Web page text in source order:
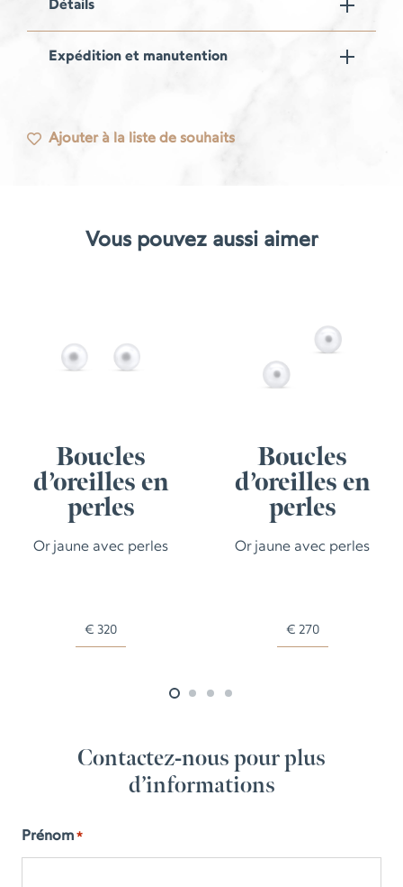
Détails
Expédition et manutention
Ajouter à la liste de souhaits
Vous pouvez aussi aimer
Boucles
d’oreilles en
perles
Or jaune avec perles
€ 320
Boucles
d’oreilles en
perles
Or jaune avec perles
€ 270
Contactez-nous pour plus
d’informations
Prénom *